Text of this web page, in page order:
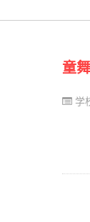
童
学